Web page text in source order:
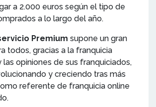
a 2.000 euros según el tipo de
a lo largo del año.
Premium supone un gran
todos, gracias a la franquicia
las opiniones de sus franquiciados,
y creciendo tras más
referente de franquicia online